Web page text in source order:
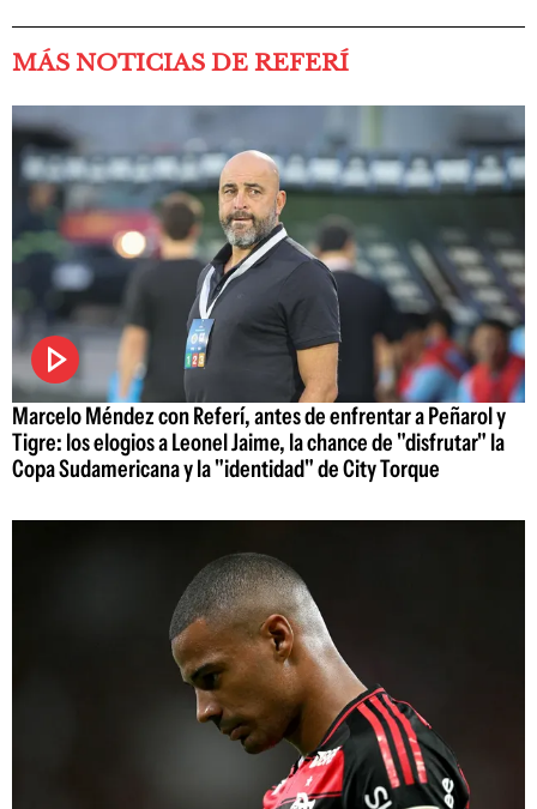
MÁS NOTICIAS DE REFERÍ
Marcelo Méndez con Referí, antes de enfrentar a Peñarol y
Tigre: los elogios a Leonel Jaime, la chance de "disfrutar" la
Copa Sudamericana y la "identidad" de City Torque